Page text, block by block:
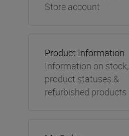
Store account
Product Information
Information on stock,
product statuses &
refurbished products